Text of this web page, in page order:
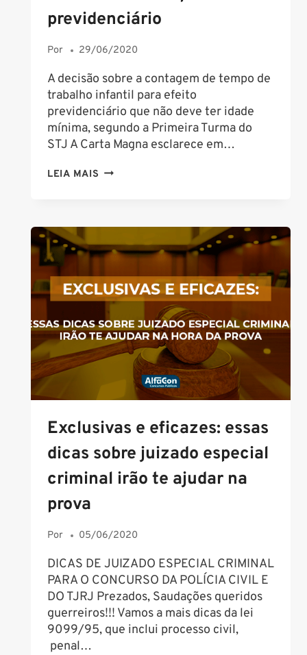
previdenciário
Por 29/06/2020
A decisão sobre a contagem de tempo de
trabalho infantil para efeito
previdenciário que não deve ter idade
mínima, segundo a Primeira Turma do
STJ A Carta Magna esclarece em…
LEIA MAIS A
TRABALHO
PARA
EFEITO
PREVIDENCIÁRIO
Exclusivas e eficazes: essas
dicas sobre juizado especial
criminal irão te ajudar na
prova
Por 05/06/2020
DICAS DE JUIZADO ESPECIAL CRIMINAL
PARA O CONCURSO DA POLÍCIA CIVIL E
DO TJRJ Prezados, Saudações queridos
guerreiros!!! Vamos a mais dicas da lei
9099/95, que inclui processo civil,
penal…